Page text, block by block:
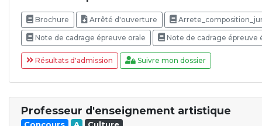
Brochure Arrêté d'ouverture
Note de cadrage épreuve orale Note de cadrage épreuve
Résultats d'admission Suivre mon dossier
Professeur d'enseignement artistique